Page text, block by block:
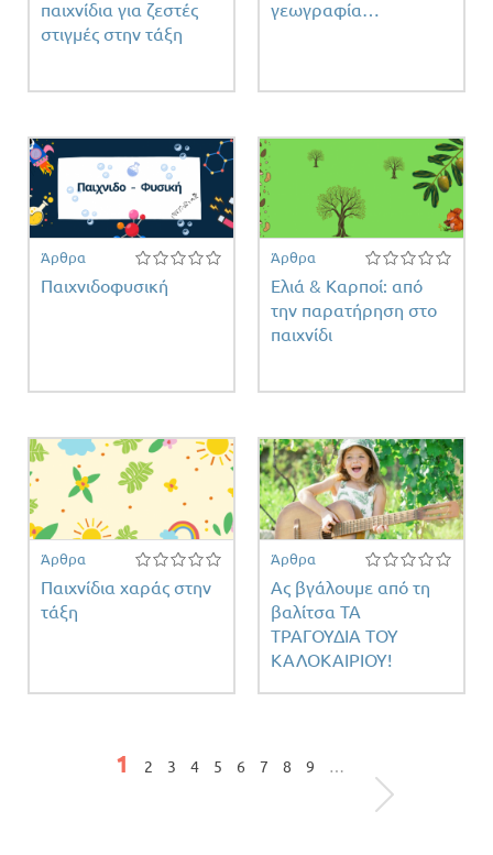
παιχνίδια για ζεστές
στιγμές στην τάξη
γεωγραφία…
Άρθρα
Παιχνιδοφυσική
Άρθρα
Ελιά & Καρποί: από
την παρατήρηση στο
παιχνίδι
Άρθρα
Παιχνίδια χαράς στην
τάξη
Άρθρα
Ας βγάλουμε από τη
βαλίτσα ΤΑ
ΤΡΑΓΟΥΔΙΑ ΤΟΥ
ΚΑΛΟΚΑΙΡΙΟΥ!
Σελίδες1 2 3 4 5 6 7 8 9 …